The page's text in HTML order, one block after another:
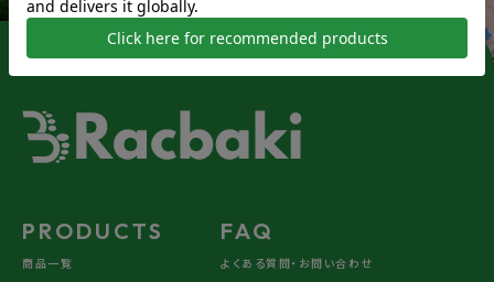
PRODUCTS
商品一覧
FAQ
よくある質問・お問い合わせ